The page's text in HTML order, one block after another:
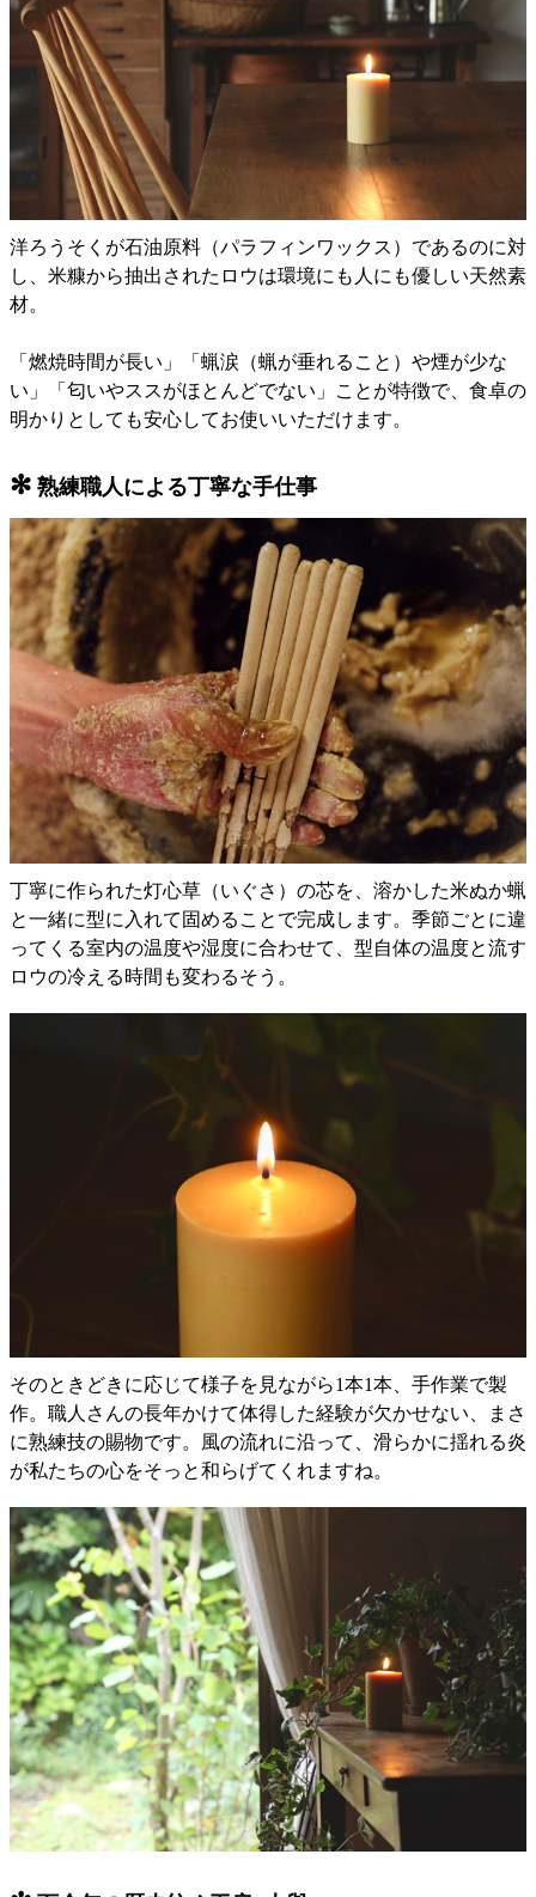
洋ろうそくが石油原料（パラフィンワックス）であるのに対
し、米糠から抽出されたロウは環境にも人にも優しい天然素
材。
「燃焼時間が長い」「蝋涙（蝋が垂れること）や煙が少な
い」「匂いやススがほとんどでない」ことが特徴で、食卓の
明かりとしても安心してお使いいただけます。
✻ 熟練職人による丁寧な手仕事
丁寧に作られた灯心草（いぐさ）の芯を、溶かした米ぬか蝋
と一緒に型に入れて固めることで完成します。季節ごとに違
ってくる室内の温度や湿度に合わせて、型自体の温度と流す
ロウの冷える時間も変わるそう。
そのときどきに応じて様子を見ながら1本1本、手作業で製
作。職人さんの長年かけて体得した経験が欠かせない、まさ
に熟練技の賜物です。風の流れに沿って、滑らかに揺れる炎
が私たちの心をそっと和らげてくれますね。